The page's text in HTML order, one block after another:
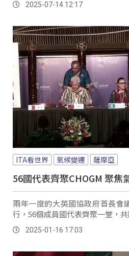
2025-07-14 12:17
ITA看世界 氣候變遷 薩摩亞
56國代表齊聚CHOGM 聚焦
兩年一度的大英國協政府首長會
行，56個成員國代表齊聚一堂，
2025-01-16 17:03